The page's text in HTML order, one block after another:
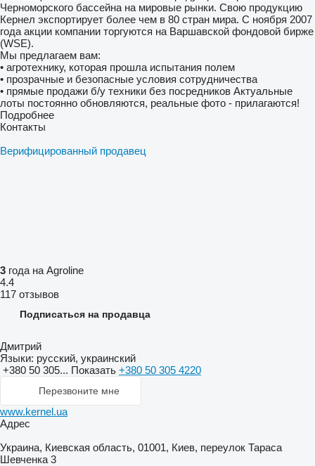
Черноморского бассейна на мировые рынки. Свою продукцию
Кернел экспортирует более чем в 80 стран мира. С ноября 2007
года акции компании торгуются на Варшавской фондовой бирже
(WSE).
Мы предлагаем вам:
• агротехнику, которая прошла испытания полем
• прозрачные и безопасные условия сотрудничества
• прямые продажи б/у техники без посредников Актуальные
лоты постоянно обновляются, реальные фото - прилагаются!
Подробнее
Контакты
Верифицированный продавец
3 года на Agroline
4.4
117 отзывов
Подписаться на продавца
Дмитрий
Языки: русский, украинский
+380 50 305... Показать +380 50 305 4220
Перезвоните мне
www.kernel.ua
Адрес
Украина, Киевская область, 01001, Киев, переулок Тараса
Шевченка 3